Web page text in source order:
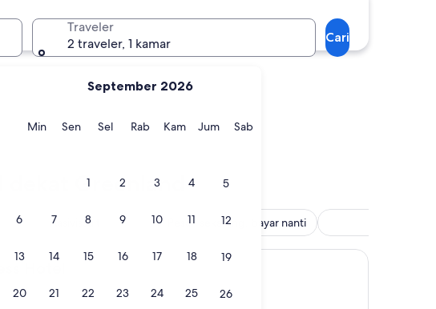
September 2026
MinMinggu
SenSenin
SelSelasa
RabRabuKamKamis
JumJumat
SabSabtu
1 2 3 4 5
6 7 8 9 10 11 12
13 14 15 16 17 18 19
20 21 22 23 24 25 26
Traveler
2 traveler, 1 kamar
Cari
Greenland
Aasivissuit Pesan sekarang, bayar nanti